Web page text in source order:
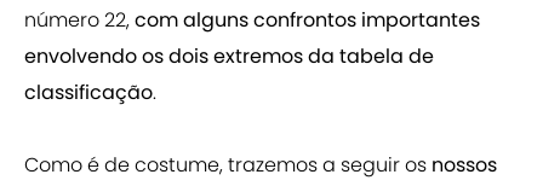
número 22,com alguns confrontos importantes
envolvendo os dois extremos da tabela de
classificação.
Como é de costume, trazemos a seguir os nossos